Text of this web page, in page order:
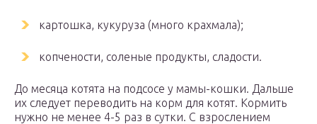
картошка, кукуруза (много крахмала);
копчености, соленые продукты, сладости.
До месяца котята на подсосе у мамы-кошки. Дальше
их следует переводить на корм для котят. Кормить
нужно не менее 4-5 раз в сутки. С взрослением